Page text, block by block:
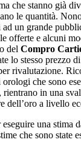
che stanno già
le quantità.
ad un grande
offerte e alcuni
del Compro
lo stesso prezzo
rivalutazione.
che sono
rientrano in una
dell’oro a livello
una stima
che sono state